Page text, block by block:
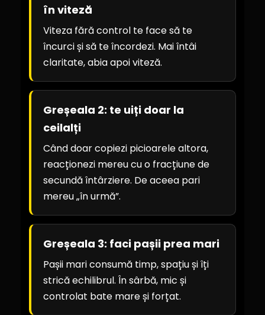
în viteză
Viteza fără control te face să te
încurci și să te încordezi. Mai întâi
claritate, abia apoi viteză.
Greșeala 2: te uiți doar la
ceilalți
Când doar copiezi picioarele altora,
reacționezi mereu cu o fracțiune de
secundă întârziere. De aceea pari
mereu „în urmă”.
Greșeala 3: faci pașii prea mari
Pașii mari consumă timp, spațiu și îți
strică echilibrul. În sârbă, mic și
controlat bate mare și forțat.